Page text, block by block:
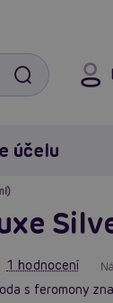
účelu
1 hodnocení
s feromony